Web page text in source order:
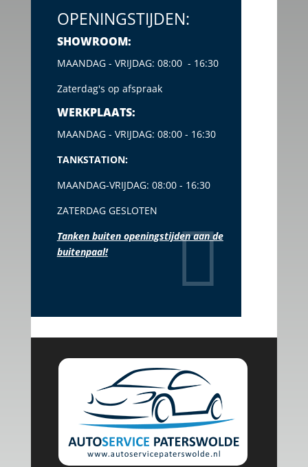
OPENINGSTIJDEN:
SHOWROOM:
MAANDAG - VRIJDAG: 08:00 - 16:30
Zaterdag's op afspraak
WERKPLAATS:
MAANDAG - VRIJDAG: 08:00 - 16:30
TANKSTATION:
MAANDAG-VRIJDAG: 08:00 - 16:30
ZATERDAG GESLOTEN
Tanken buiten openingstijden aan de
buitenpaal!